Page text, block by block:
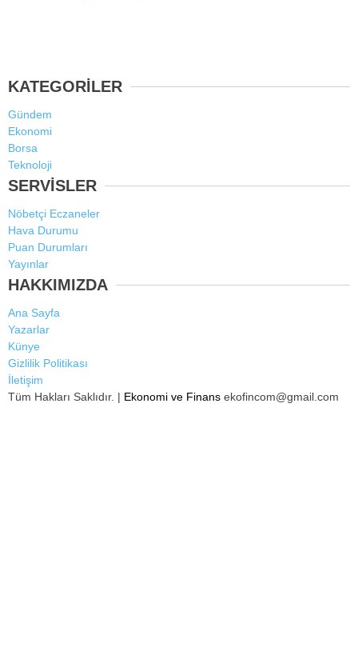
KATEGORİLER
Gündem
Ekonomi
Borsa
Teknoloji
SERVİSLER
Nöbetçi Eczaneler
Hava Durumu
Puan Durumları
Yayınlar
HAKKIMIZDA
Ana Sayfa
Yazarlar
Künye
Gizlilik Politikası
İletişim
Tüm Hakları Saklıdır. | Ekonomi ve Finans ekofincom@gmail.com